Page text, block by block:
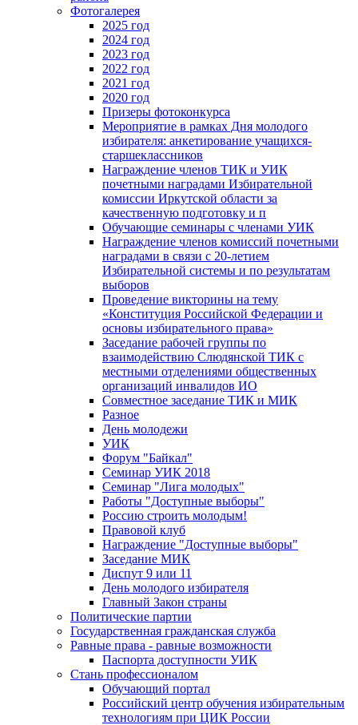
Фотогалерея
2025 год
2024 год
2023 год
2022 год
2021 год
2020 год
Призеры фотоконкурса
Мероприятие в рамках Дня молодого
избирателя: анкетирование учащихся-
старшеклассников
Награждение членов ТИК и УИК
почетными наградами Избирательной
комиссии Иркутской области за
качественную подготовку и п
Обучающие семинары с членами УИК
Награждение членов комиссий почетными
наградами в связи с 20-летием
Избирательной системы и по результатам
выборов
Проведение викторины на тему
«Конституция Российской Федерации и
основы избирательного права»
Заседание рабочей группы по
взаимодействию Слюдянской ТИК с
местными отделениями общественных
организаций инвалидов ИО
Совместное заседание ТИК и МИК
Разное
День молодежи
УИК
Форум "Байкал"
Семинар УИК 2018
Семинар "Лига молодых"
Работы "Доступные выборы"
Россию строить молодым!
Правовой клуб
Награждение "Доступные выборы"
Заседание МИК
Диспут 9 или 11
День молодого избирателя
Главный Закон страны
Политические партии
Государственная гражданская служба
Равные права - равные возможности
Паспорта доступности УИК
Стань профессионалом
Обучающий портал
Российский центр обучения избирательным
технологиям при ЦИК России